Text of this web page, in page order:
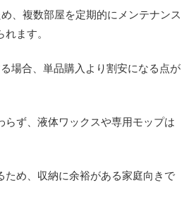
、複数部屋を定期的にメンテナンス
ます。
場合、単品購入より割安になる点が
らず、液体ワックスや専用モップは
ため、収納に余裕がある家庭向きで